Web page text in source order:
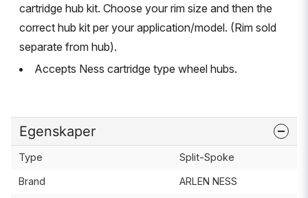
cartridge hub kit. Choose your rim size and then the
correct hub kit per your application/model. (Rim sold
separate from hub).
Accepts Ness cartridge type wheel hubs.
Egenskaper
Type Split-Spoke
Brand ARLEN NESS